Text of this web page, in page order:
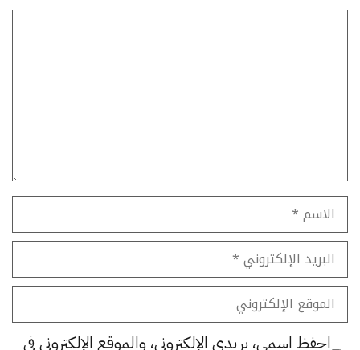
الاسم
البريد
الإلكتروني
الموقع
الإلكتروني
احفظ اسمي، بريدي الإلكتروني، والموقع الإلكتروني في